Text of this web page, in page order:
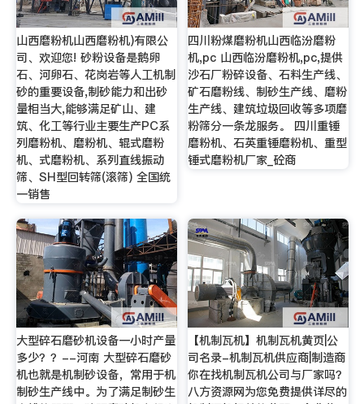
山西磨粉机山西磨粉机)有限公
司、欢迎您! 砂粉设备是鹅卵
石、河卵石、花岗岩等人工机制
砂的重要设备,制砂能力和出砂
量相当大,能够满足矿山、建
筑、化工等行业主要生产PC系
列磨粉机、磨粉机、辊式磨粉
机、式磨粉机、系列直线振动
筛、SH型回转筛(滚筛) 全国统
一销售
四川粉煤磨粉机山西临汾磨粉
机,pc 山西临汾磨粉机,pc,提供
沙石厂粉碎设备、石料生产线、
矿石磨粉线、制砂生产线、磨粉
生产线、建筑垃圾回收等多项磨
粉筛分一条龙服务。 四川重锤
磨粉机、石英重锤磨粉机、重型
锤式磨粉机厂家_砼商
大型碎石磨砂机设备一小时产量
多少？？--河南 大型碎石磨砂
机也就是机制砂设备，常用于机
制砂生产线中。为了满足制砂生
【机制瓦机】机制瓦机黄页|公
司名录-机制瓦机供应商|制造商
你在找机制瓦机公司与厂家吗？
八方资源网为您免费提供详尽的